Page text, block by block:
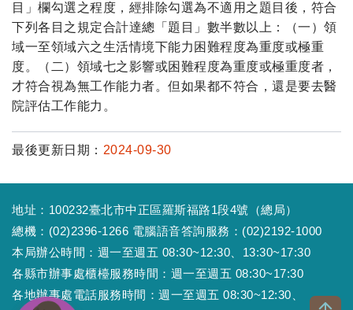
目」欄勾選之程度，經排除勾選為不適用之題目後，符合
下列各目之規定合計達總「題目」數半數以上：（一）領
域一至領域六之生活情境下能力困難程度為重度或極重
度。（二）領域七之影響或困難程度為重度或極重度者，
才符合視為無工作能力者。但如果都不符合，還是要去醫
院評估工作能力。
最後更新日期： 2024-09-30
地址：100232臺北市中正區羅斯福路1段4號（總局）
總機：(02)2396-1266 電腦語音答詢服務：(02)2192-1000
本局辦公時間：週一至週五 08:30~12:30、13:30~17:30
各縣市辦事處櫃檯服務時間：週一至週五 08:30~17:30
各地辦事處電話服務時間：週一至週五 08:30~12:30、